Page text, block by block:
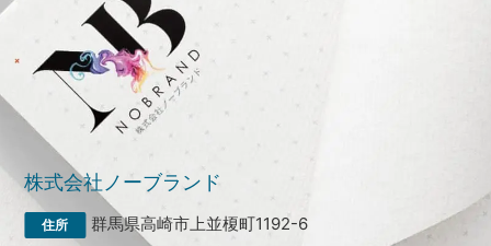
株式会社ノーブランド
群馬県高崎市上並榎町1192-6